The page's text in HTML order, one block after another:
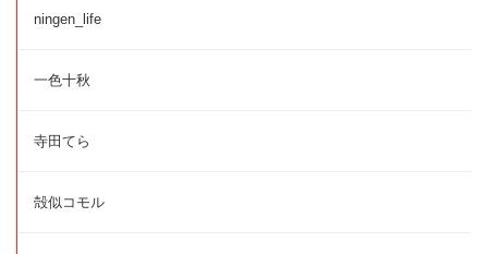
ningen_life
一色十秋
寺田てら
殻似コモル